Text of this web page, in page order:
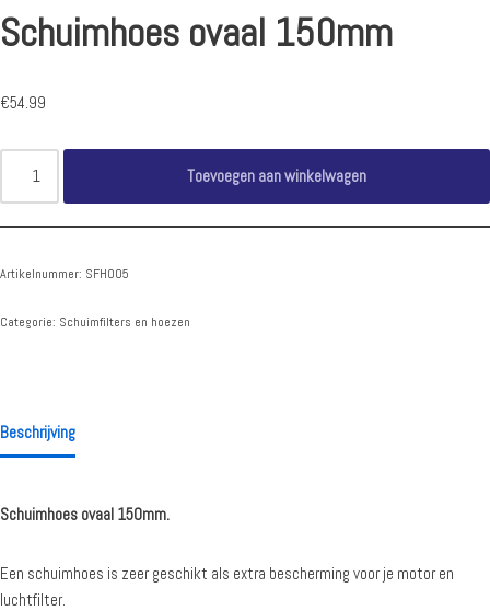
Schuimhoes ovaal 150mm
€54.99
Toevoegen aan winkelwagen
Artikelnummer: SFH005
Categorie: Schuimfilters en hoezen
Beschrijving
Schuimhoes ovaal 150mm.
Een schuimhoes is zeer geschikt als extra bescherming voor je motor en
luchtfilter.